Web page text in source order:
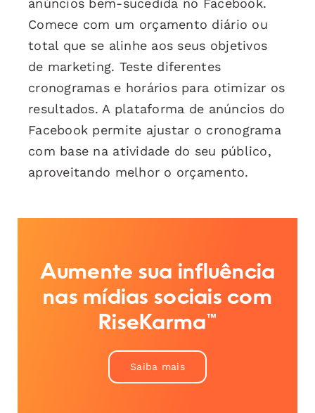
Comece com um orçamento diário ou
total que se alinhe aos seus objetivos
de marketing. Teste diferentes
cronogramas e horários para otimizar os
resultados. A plataforma de anúncios do
Facebook permite ajustar o cronograma
com base na atividade do seu público,
aproveitando melhor o orçamento.
Aumente sua influência
nas mídias sociais com
RiseKarma™
Saiba mais